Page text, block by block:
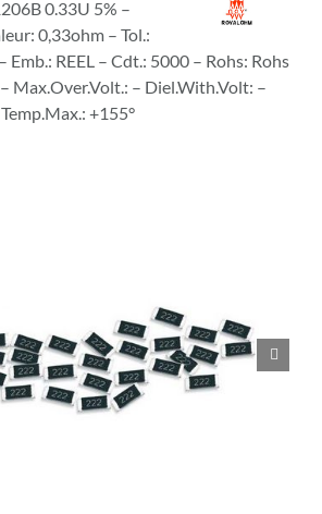
0.33U 5% –
0,33ohm – Tol.:
Emb.: REEL – Cdt.: 5000 – Rohs: Rohs
Max.Over.Volt.: – Diel.With.Volt: –
+155°
